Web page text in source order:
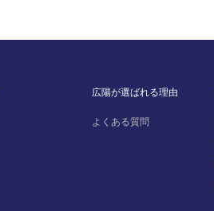
広陽が選ばれる理由
よくある質問